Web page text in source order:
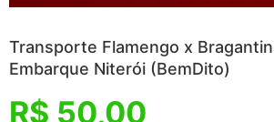
Transporte Flamengo x
Embarque Niterói (BemDito)
R$ 50,00